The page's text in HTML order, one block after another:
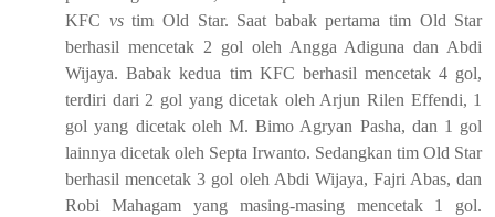
KFC vstim Old Star. Saat babak pertama tim Old Star
berhasil mencetak 2 gol oleh Angga Adiguna dan Abdi
Wijaya.Babak kedua tim KFC berhasil mencetak 4 gol,
terdiri dari 2 gol yang dicetak oleh Arjun Rilen Effendi, 1
gol yang dicetak oleh M. Bimo Agryan Pasha, dan 1 gol
lainnya dicetak oleh Septa Irwanto. Sedangkan tim Old Star
berhasil mencetak 3 gol oleh Abdi Wijaya, Fajri Abas, dan
Robi Mahagam yang masing-masing mencetak 1 gol.